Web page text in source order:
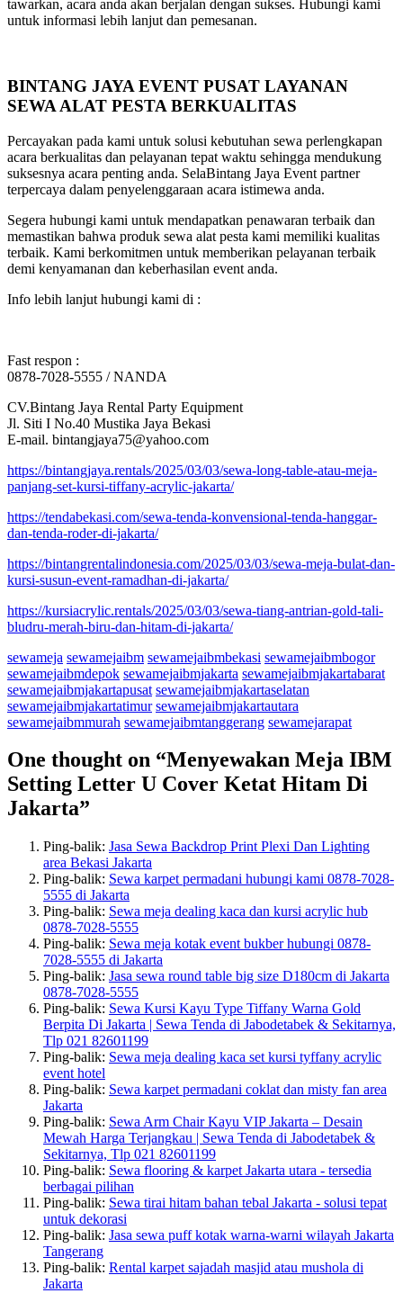
tawarkan, acara anda akan berjalan dengan sukses. Hubungi kami
untuk informasi lebih lanjut dan pemesanan.
BINTANG JAYA EVENT PUSAT LAYANAN
SEWA ALAT PESTA BERKUALITAS
Percayakan pada kami untuk solusi kebutuhan sewa perlengkapan
acara berkualitas dan pelayanan tepat waktu sehingga mendukung
suksesnya acara penting anda. SelaBintang Jaya Event partner
terpercaya dalam penyelenggaraan acara istimewa anda.
Segera hubungi kami untuk mendapatkan penawaran terbaik dan
memastikan bahwa produk sewa alat pesta kami memiliki kualitas
terbaik. Kami berkomitmen untuk memberikan pelayanan terbaik
demi kenyamanan dan keberhasilan event anda.
Info lebih lanjut hubungi kami di :
Fast respon :
0878-7028-5555 / NANDA
CV.Bintang Jaya Rental Party Equipment
Jl. Siti I No.40 Mustika Jaya Bekasi
E-mail. bintangjaya75@yahoo.com
https://bintangjaya.rentals/2025/03/03/sewa-long-table-atau-meja-
panjang-set-kursi-tiffany-acrylic-jakarta/
https://tendabekasi.com/sewa-tenda-konvensional-tenda-hanggar-
dan-tenda-roder-di-jakarta/
https://bintangrentalindonesia.com/2025/03/03/sewa-meja-bulat-dan-
kursi-susun-event-ramadhan-di-jakarta/
https://kursiacrylic.rentals/2025/03/03/sewa-tiang-antrian-gold-tali-
bludru-merah-biru-dan-hitam-di-jakarta/
sewameja sewamejaibm sewamejaibmbekasi sewamejaibmbogor
sewamejaibmdepok sewamejaibmjakarta sewamejaibmjakartabarat
sewamejaibmjakartapusat sewamejaibmjakartaselatan
sewamejaibmjakartatimur sewamejaibmjakartautara
sewamejaibmmurah sewamejaibmtanggerang sewamejarapat
One thought on “Menyewakan Meja IBM
Setting Letter U Cover Ketat Hitam Di
Jakarta”
Ping-balik: Jasa Sewa Backdrop Print Plexi Dan Lighting
area Bekasi Jakarta
Ping-balik: Sewa karpet permadani hubungi kami 0878-7028-
5555 di Jakarta
Ping-balik: Sewa meja dealing kaca dan kursi acrylic hub
0878-7028-5555
Ping-balik: Sewa meja kotak event bukber hubungi 0878-
7028-5555 di Jakarta
Ping-balik: Jasa sewa round table big size D180cm di Jakarta
0878-7028-5555
Ping-balik: Sewa Kursi Kayu Type Tiffany Warna Gold
Berpita Di Jakarta | Sewa Tenda di Jabodetabek & Sekitarnya,
Tlp 021 82601199
Ping-balik: Sewa meja dealing kaca set kursi tyffany acrylic
event hotel
Ping-balik: Sewa karpet permadani coklat dan misty fan area
Jakarta
Ping-balik: Sewa Arm Chair Kayu VIP Jakarta – Desain
Mewah Harga Terjangkau | Sewa Tenda di Jabodetabek &
Sekitarnya, Tlp 021 82601199
Ping-balik: Sewa flooring & karpet Jakarta utara - tersedia
berbagai pilihan
Ping-balik: Sewa tirai hitam bahan tebal Jakarta - solusi tepat
untuk dekorasi
Ping-balik: Jasa sewa puff kotak warna-warni wilayah Jakarta
Tangerang
Ping-balik: Rental karpet sajadah masjid atau mushola di
Jakarta